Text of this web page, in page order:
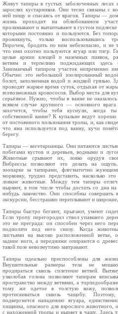
Живут тапиры в густых забо­лоченных лесах
зарослях кустарников. Они тесно связаны с
ней пищу и спасаясь от врагов. Тапиры —
жизнь про­ходит на облюбованном
проламывают и вытап­тывают в густом подлеске
которыми постоянно и пользуются. Без
проникнуть, только вос­пользовавшись
Впрочем, бродить по ним небез­опасно, и не
что ими охотно пользуются ягуар или тигр.
целые армии клещей и наземных пиявок,
ветвям и терпеливо поджидающих здесь
Занимаемый тапиром участок непременно
Обычно это небольшой изолированный
болот, заполненная водой и жидкой грязью.
проводят жаркое время суток, отдыхая от
всевозможных кровососов. Выбор места для
серьёзное. Нужно, чтобы в ванне не
вся­ком случае крупного — основного
захочется, чтобы тебя куснули, когда
собственной ванне? К купальне ведут
от постоянного пользо­вания тропы, и, как
что яма используется под ванну, кучи
берегу.
Тапиры — вегетарианцы. Они питаются
побегами кустов и деревьев, водными и
Животные срывают их, ловко орудуя
Вибриссы позволяют это делать на
зоопарке за тапирами, флегматично
морковку, трудно представить, насколько
ловкие живот­ные. Между тем тапиры
ныряют, в том числе чтобы достать со дна на
нибудь лакомство. Они способны совершать
экскурсии, бесстрашно переплывают и
Тапиры быстро бегают, прыгают, умеют
Если тропу перегородил ствол упавшего
это не преграда: он способен через него
подползти под него снизу. Когда
листьями на высоко расположенной ветке,
задние ноги, а передними опираются о
такой позе невозмутимо завтракают.
Тапиры идеально приспособлены для
Внушительные размеры тела не
продираться сквозь сплетение ветвей.
узколобая голова позволяют тапирам
пространство между ветвями, а
тому же одетое в толстую кожу,
протискиваться сквозь чащо­бу.
подвергнется нападению ягуара,
хищника, опасного для взрослого живот­ного,
с нахоженной тропы и ныряет в чащу. Здесь